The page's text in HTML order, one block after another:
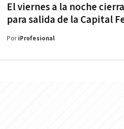
El viernes a la noche
para salida de la Capital
PoriProfesional